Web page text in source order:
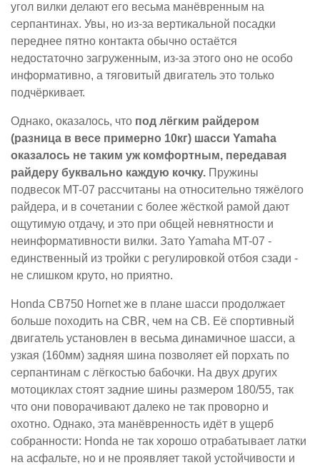
угол вилки делают его весьма манёвренным на
серпантинах. Увы, но из-за вертикальной посадки
переднее пятно контакта обычно остаётся
недостаточно загруженным, из-за этого оно не особо
информативно, а тяговитый двигатель это только
подчёркивает.
Однако, оказалось, что под лёгким райдером
(разница в весе примерно 10кг) шасси Yamaha
оказалось не таким уж комфортным, передавая
райдеру буквально каждую кочку. Пружины
подвесок MT-07 рассчитаны на относительно тяжёлого
райдера, и в сочетании с более жёсткой рамой дают
ощутимую отдачу, и это при общей невнятности и
неинформативности вилки. Зато Yamaha MT-07 -
единственный из тройки с регулировкой отбоя сзади -
не слишком круто, но приятно.
Honda CB750 Hornet же в плане шасси продолжает
больше походить на CBR, чем на CB. Её спортивный
двигатель установлен в весьма динамичное шасси, а
узкая (160мм) задняя шина позволяет ей порхать по
серпантинам с лёгкостью бабочки. На двух других
мотоциклах стоят задние шины размером 180/55, так
что они поворачивают далеко не так проворно и
охотно. Однако, эта манёвренность идёт в ущерб
собранности: Honda не так хорошо отрабатывает латки
на асфальте, но и не проявляет такой устойчивости и